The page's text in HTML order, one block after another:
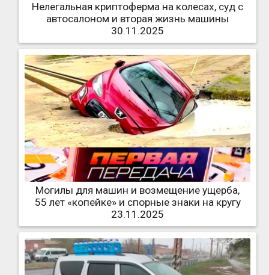
Нелегальная криптоферма на колесах, суд с
автосалоном и вторая жизнь машины
30.11.2025
Могилы для машин и возмещение ущерба,
55 лет «копейке» и спорные знаки на кругу
23.11.2025